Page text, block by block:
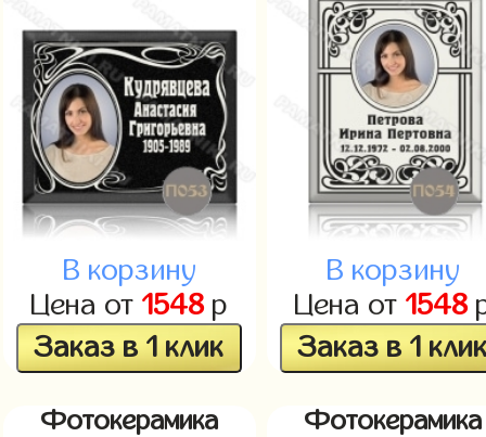
В корзину
Цена от 1548 р
Заказ в 1 клик
В корзину
Цена от 1548
Заказ в 1
Фотокерамика
Фотокерамика